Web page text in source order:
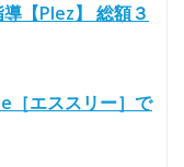
【Plez】 総額３
［エススリー］で